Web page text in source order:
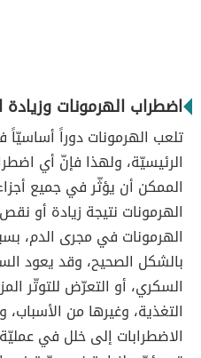
اضطراب الهرمونات وزيادة
تلعب الهرمونات دوراً
الرئيسيّة، ولهذا فإنّ أي
الممكن أن يؤثّر في جميع
الهرمونات نتيجة زيادة أو
الهرمونات في مجرى الدم،
بالشكل الصحيح، وقد يعود
السكري، أو التعرّض للتوتّر
التغذية، وغيرها من
الاضطرابات إلى خلل في عمليّة